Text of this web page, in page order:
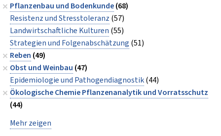
Pflanzenbau und Bodenkunde(68)
Resistenz und Stresstoleranz (57)
Landwirtschaftliche Kulturen (55)
Strategien und Folgenabschätzung (51)
Reben (49)
Obst und Weinbau (47)
Epidemiologie und Pathogendiagnostik(44)
Ökologische Chemie Pflanzenanalytik und Vorratsschutz
(44)
Mehr zeigen